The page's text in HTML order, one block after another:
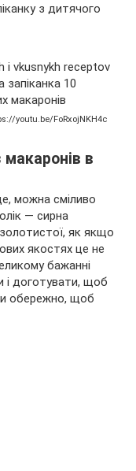
з дитячого
youtu.be/FoRxojNKH4c
макаронів в
можна сміливо
— сирна
як якщо
якостях це не
бажанні
і доготувати, щоб
обережно, щоб